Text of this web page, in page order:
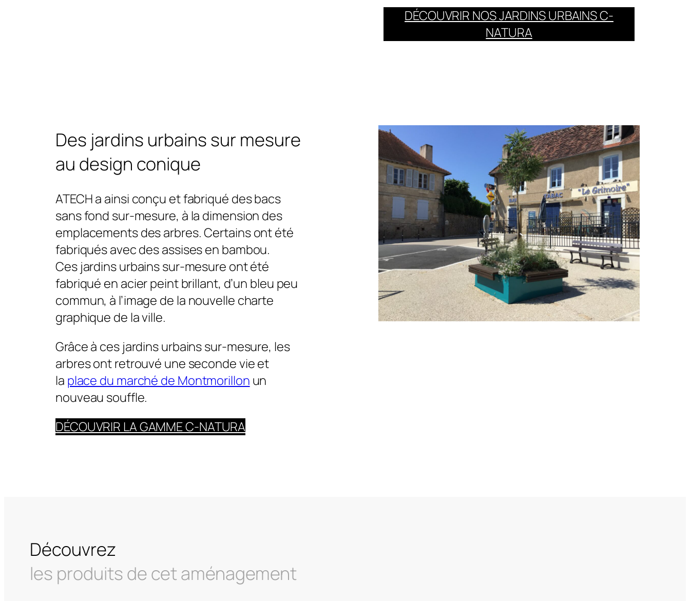
DÉCOUVRIR NOS JARDINS URBAINS C-
NATURA
Des jardins urbains sur mesure
au design conique
ATECH a ainsi conçu et fabriqué des bacs
sans fond sur-mesure, à la dimension des
emplacements des arbres. Certains ont été
fabriqués avec des assises en bambou.
Ces jardins urbains sur-mesure ont été
fabriqué en acier peint brillant, d’un bleu peu
commun, à l’image de la nouvelle charte
graphique de la ville.
Grâce à ces jardins urbains sur-mesure, les
arbres ont retrouvé une seconde vie et
la place du marché de Montmorillon un
nouveau souffle.
DÉCOUVRIR LA GAMME C-NATURA
Découvrez
les produits de cet aménagement